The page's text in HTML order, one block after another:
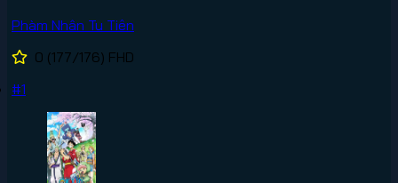
Phàm Nhân Tu Tiên
0 (177/176) FHD
#1